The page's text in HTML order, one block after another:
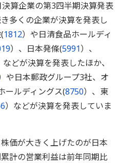
算企業の第3四半期決算発表
多くの企業が決算を発表し
1812）や日清食品ホールディ
）、日本発條(5991）、
などが決算を発表したほか、
や日本郵政グループ3社、オ
ールディングス(8750）、東
）などが決算を発表していま
価が大きく上げたのが日本
計の営業利益は前年同期比